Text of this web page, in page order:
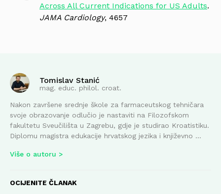
Across All Current Indications for US Adults.
JAMA Cardiology, 4657
Tomislav Stanić
mag. educ. philol. croat.
Nakon završene srednje škole za farmaceutskog tehničara
svoje obrazovanje odlučio je nastaviti na Filozofskom
fakultetu Sveučilišta u Zagrebu, gdje je studirao Kroatistiku.
Diplomu magistra edukacije hrvatskog jezika i književno ...
Više o autoru
OCIJENITE ČLANAK